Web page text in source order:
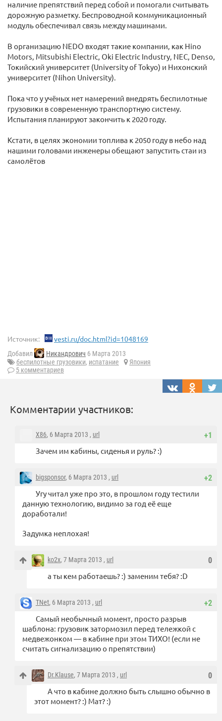
наличие препятствий перед собой и помогали считывать
дорожную разметку. Беспроводной коммуникационный
модуль обеспечивал связь между машинами.
В организацию NEDO входят такие компании, как Hino
Motors, Mitsubishi Electric, Oki Electric Industry, NEC, Denso,
Токийский университет (University of Tokyo) и Нихонский
университет (Nihon University).
Пока что у учёных нет намерений внедрять беспилотные
грузовики в современную транспортную систему.
Испытания планируют закончить к 2020 году.
Кстати, в целях экономии топлива к 2050 году в небо над
нашими головами инженеры обещают запустить стаи из
самолётов
Источник: vesti.ru/doc.html?id=1048169
Добавил Никандрович 6 Марта 2013
беспилотные грузовики, испатание
Япония
5 комментариев
Комментарии участников:
+1
X86, 6 Марта 2013 , url
Зачем им кабины, сиденья и руль? :)
+2
bigsponsor, 6 Марта 2013 , url
Угу читал уже про это, в прошлом году тестили
данную технологию, видимо за год её еще
доработали!
Задумка неплохая!
0
ko2x, 7 Марта 2013 , url
а ты кем работаешь? :) заменим тебя? :D
+2
TNet, 6 Марта 2013 , url
Самый необычный момент, просто разрыв
шаблона: грузовик затормозил перед тележкой с
медвежонком — в кабине при этом ТИХО! (если не
считать сигнализацию о препятствии)
0
Dr.Klause, 7 Марта 2013 , url
А что в кабине должно быть слышно обычно в
этот момент? :) Мат? :)